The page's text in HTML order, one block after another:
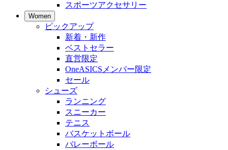
スポーツアクセサリー
Women
ピックアップ
新着・新作
ベストセラー
直営限定
OneASICSメンバー限定
セール
シューズ
ランニング
スニーカー
テニス
バスケットボール
バレーボール